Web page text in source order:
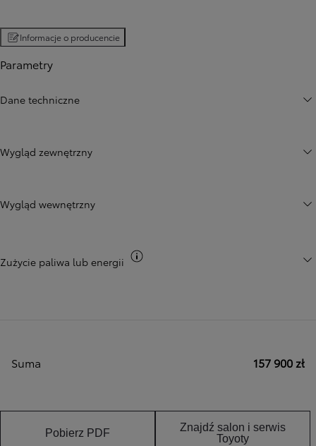
Informacje o producencie
Parametry
Dane techniczne
Wygląd zewnętrzny
Wygląd wewnętrzny
Zużycie paliwa lub energii
Suma 157 900 zł
Pobierz PDF
Znajdź salon i serwis
Toyoty